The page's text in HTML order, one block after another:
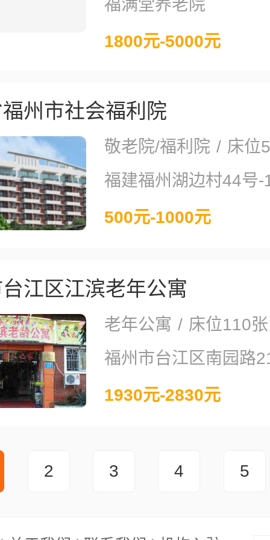
福满堂养老院
1800元-5000元
州市社会福利院
敬老院/福利院 / 床位
福建福州湖边村44号-
500元-1000元
江区江滨老年公寓
老年公寓 / 床位110张
福州市台江区南园路
1930元-2830元
2 3 4 5